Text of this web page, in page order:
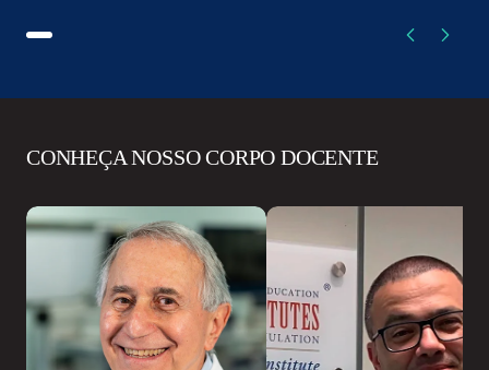
CONHEÇA NOSSO CORPO DOCENTE